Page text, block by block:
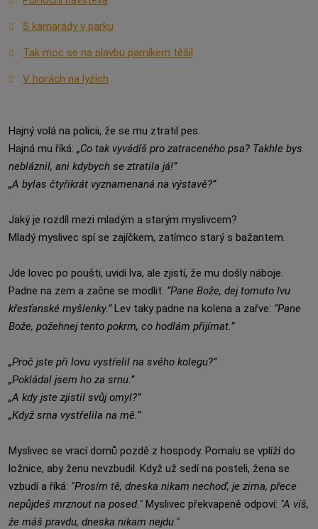
S kamarády v parku
Tak moc se na plavbu parníkem těšil
V horách na lyžích
Hajný volá na policii, že se mu ztratil pes.
Hajná mu říká: „Co tak vyvádíš pro zatraceného psa? Takhle bys
nebláznil, ani kdybych se ztratila já!”
„A bylas čtyřikrát vyznamenaná na výstavě?”
Jaký je rozdíl mezi mladým a starým myslivcem?
Mladý myslivec spí se zajíčkem, zatímco starý s bažantem.
Jde lovec po poušti, uvidí lva, ale zjistí, že mu došly náboje.
Padne na zem a začne se modlit: “Pane Bože, dej tomuto lvu
křesťanské myšlenky.”Lev taky padne na kolena a zařve: “Pane
Bože, požehnej tento pokrm, co hodlám přijímat.”
„Proč jste při lovu vystřelil na svého kolegu?”
„Pokládal jsem ho za srnu.”
„A kdy jste zjistil svůj omyl?”
„Když srna vystřelila na mě.”
Myslivec se vrací domů pozdě z hospody. Pomalu se vplíží do
ložnice, aby ženu nevzbudil. Když už sedí na posteli, žena se
vzbudí a říká: "Prosím tě, dneska nikam nechoď, je zima, přece
nepůjdeš mrznout na posed." Myslivec překvapeně odpoví: "A víš,
že máš pravdu, dneska nikam nejdu."